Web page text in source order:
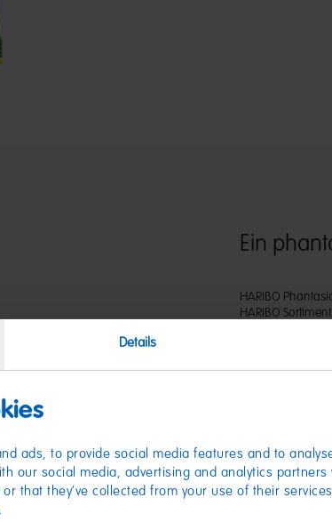
Details
ads, to provide social media features and to
our social media, advertising and analytics
that they’ve collected from your use of their
Ein
HARIBO
HARIBO
verschiedensten
Cola Flaschen,
liebevoll
schmecken
Kirsche,
bunte Mix